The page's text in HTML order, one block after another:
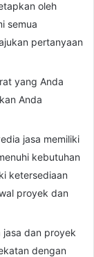
oleh
semua
pertanyaan
yang Anda
Anda
jasa memiliki
kebutuhan
ketersediaan
proyek dan
dan proyek
dengan